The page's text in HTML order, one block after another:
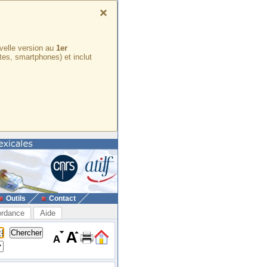
×
version au 1er
smartphones) et inclut
Outils Contact
Aide